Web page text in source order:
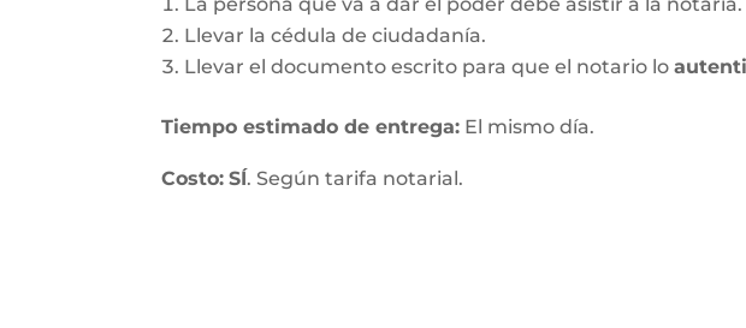
Llevar la cédula de ciudadanía.
Llevar el documento escrito para que el notario lo
Tiempo estimado de entrega: El mismo día.
Costo: SÍ. Según tarifa notarial.